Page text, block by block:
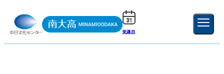
受講日 新規登録